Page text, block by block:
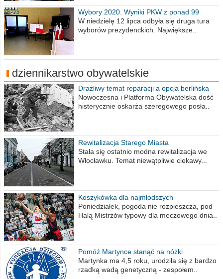
Wybory 2020. Wyniki PKW z ponad 99
procent obwodów
W niedzielę 12 lipca odbyła się druga tura
wyborów prezydenckich. Największe..
dziennikarstwo obywatelskie
Drażliwy temat reparacji a opcja berlińska
Nowoczesna i Platforma Obywatelska dość
histerycznie oskarża szeregowego posła..
Rewitalizacja Starego Miasta
Stała się ostatnio modna rewitalizacja we
Włocławku. Temat niewątpliwie ciekawy...
Koszykówka dla najmłodszych
Poniedziałek, pogoda nie rozpieszcza, pod
Halą Mistrzów typowy dla meczowego dnia..
Pomóż Martynce stanąć na nóżki
Martynka ma 4,5 roku, urodziła się z bardzo
rzadką wadą genetyczną - zespołem..